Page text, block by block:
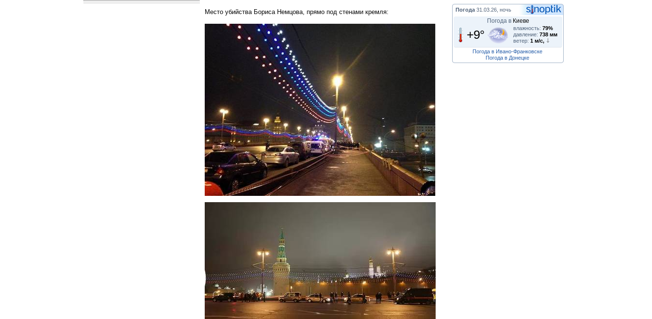
Место убийства Бориса Немцова, прямо под стенами кремля: Погода 31.03.26, ночь
Погода в Киеве
+9° влажность: 79%
давление: 738 мм
ветер: 1 м/с,
Погода в Ивано-Франковске
Погода в Донецке